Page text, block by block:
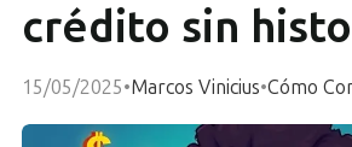
crédito sin
15/05/2025•Marcos Vinicius•Cómo